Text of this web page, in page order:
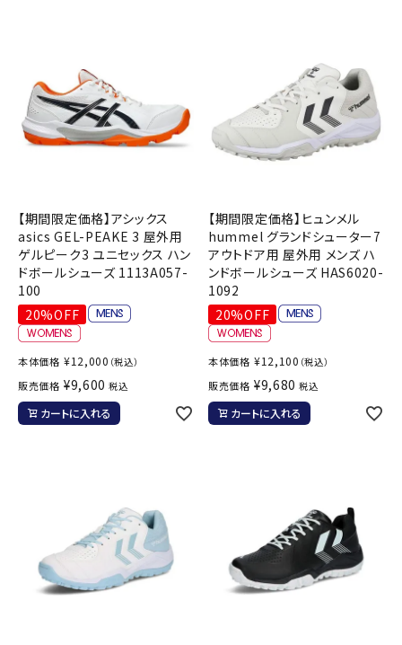
【期間限定価格】アシックス
asics GEL-PEAKE 3 屋外用
ゲルピーク3 ユニセックス ハン
ドボールシューズ 1113A057-
100
20%OFF
本体価格 ¥12,000 （税込）
販売価格 ¥9,600 税込
カートに入れる
【期間限定価格】ヒュンメル
hummel グランドシューター7
アウトドア用 屋外用 メンズ ハ
ンドボールシューズ HAS6020-
1092
20%OFF
本体価格 ¥12,100 （税込）
販売価格 ¥9,680 税込
カートに入れる